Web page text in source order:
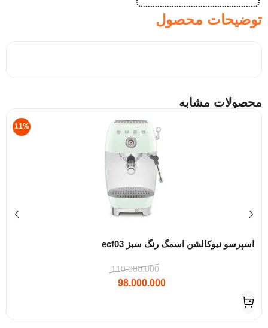
توضیحات محصول
محصولات مشابه
11%
اسپرسو نیوکالشن اسمگ رنگ سبز ecf03
110.000.000
98.000.000